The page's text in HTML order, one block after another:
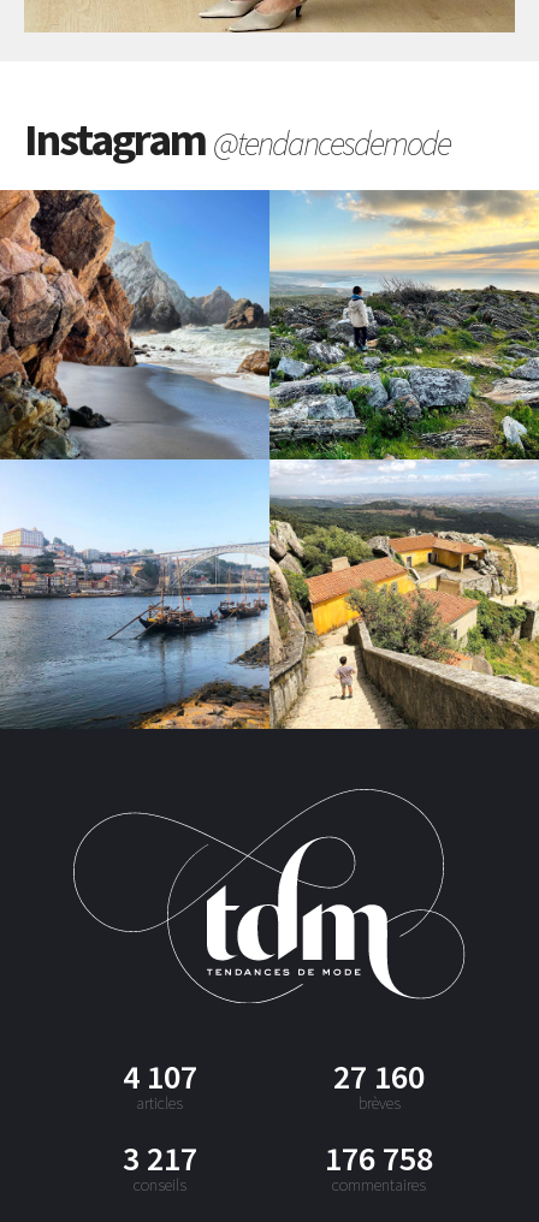
Instagram@tendancesdemode
4 107
articles
27 160
brèves
3 217
conseils
176 758
commentaires